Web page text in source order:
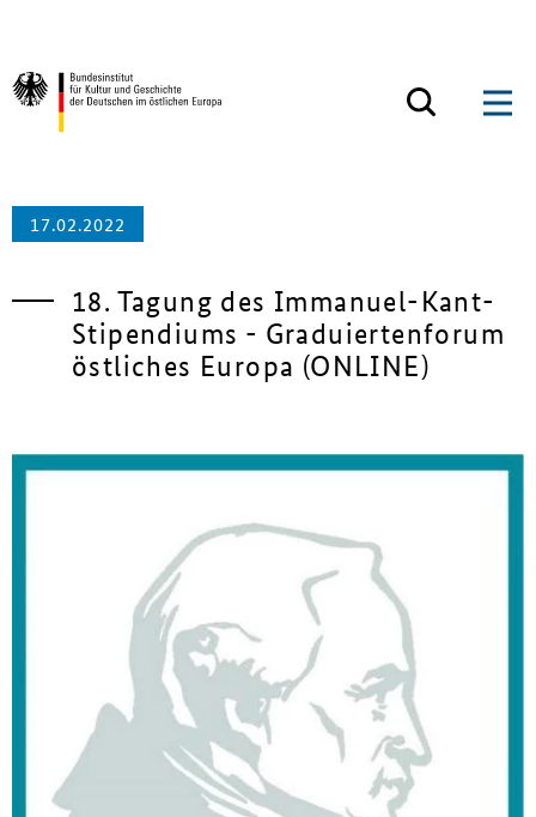
17.02.2022
18. Tagung des Immanuel-Kant-
Stipendiums - Graduiertenforum
östliches Europa (ONLINE)